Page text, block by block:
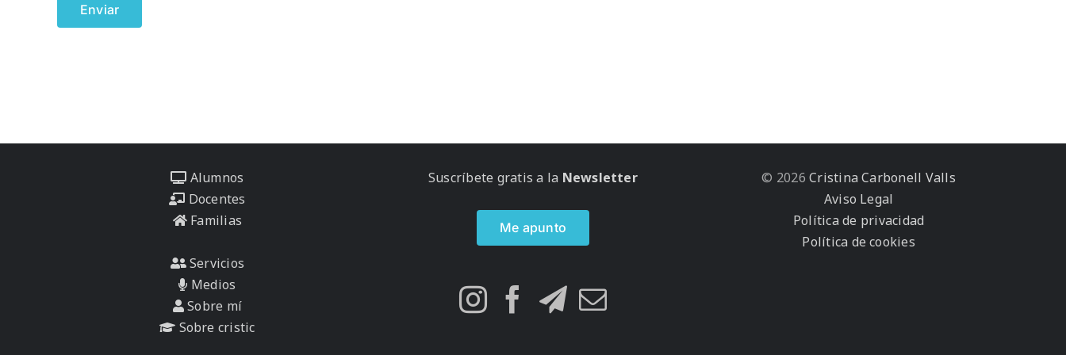
Alumnos
Docentes
Familias
Servicios
Medios
Sobre mí
Sobre cristic
Suscríbete gratis a la Newsletter
Me apunto
© 2026 Cristina Carbonell Valls
Aviso Legal
Política de privacidad
Política de cookies